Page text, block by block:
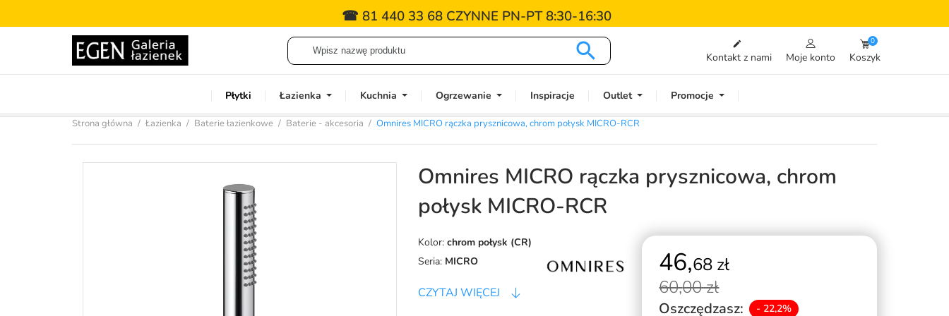
☎ 81 440 33 68 CZYNNE PN-PT 8:30-16:30
 
Kontakt z nami Moje konto Koszyk
0
Płytki Łazienka Kuchnia Ogrzewanie Inspiracje Outlet Promocje
Strona główna Łazienka Baterie łazienkowe Baterie - akcesoria Omnires MICRO rączka prysznicowa, chrom połysk MICRO-RCR
Omnires MICRO rączka prysznicowa, chrom
połysk MICRO-RCR
Kolor: chrom połysk (CR)
Seria: MICRO
CZYTAJ WIĘCEJ
46,68 zł
60,00 zł
Oszczędzasz: - 22,2%